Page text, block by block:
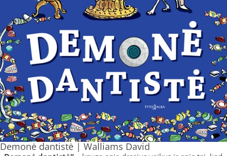
Demonė dantistė | Walliams David